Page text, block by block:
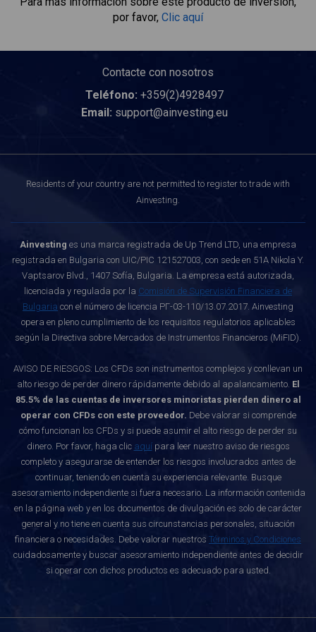
por favor, Clic aquí
Contacte con nosotros
Teléfono: +359(2)4928497
Email: support@ainvesting.eu
Residents of your country are not permitted to register to trade with
Ainvesting.
Ainvesting es una marca registrada de Up Trend LTD, una empresa
registrada en Bulgaria con UIC/PIC 121527003, con sede en 51A Nikola Y.
Vaptsarov Blvd., 1407 Sofía, Bulgaria. La empresa está autorizada,
licenciada y regulada por la Comisión de Supervisión Financiera de
Bulgaria con el número de licencia РГ-03-110/13.07.2017. Ainvesting
opera en pleno cumplimiento de los requisitos regulatorios aplicables
según la Directiva sobre Mercados de Instrumentos Financieros (MiFID).
AVISO DE RIESGOS: Los CFDs son instrumentos complejos y conllevan un
alto riesgo de perder dinero rápidamente debido al apalancamiento. El
85.5% de las cuentas de inversores minoristas pierden dinero al
operar con CFDs con este proveedor. Debe valorar si comprende
cómo funcionan los CFDs y si puede asumir el alto riesgo de perder su
dinero. Por favor, haga clic aquípara leer nuestro aviso de riesgos
completo y asegurarse de entender los riesgos involucrados antes de
continuar, teniendo en cuenta su experiencia relevante. Busque
asesoramiento independiente si fuera necesario. La información contenida
en la página web y en los documentos de divulgación es solo de carácter
general y no tiene en cuenta sus circunstancias personales, situación
financiera o necesidades. Debe valorar nuestros Términos y Condiciones
cuidadosamente y buscar asesoramiento independiente antes de decidir
si operar con dichos productos es adecuado para usted.